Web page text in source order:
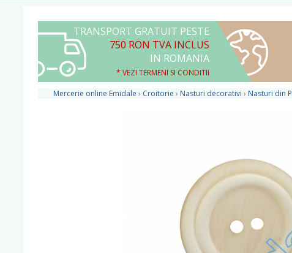
TRANSPORT GRATUIT PESTE
750 RON TVA INCLUS
IN ROMANIA
* VEZI TERMENI SI CONDITII
Mercerie online Emidale › Croitorie › Nasturi decorativi › Nasturi din